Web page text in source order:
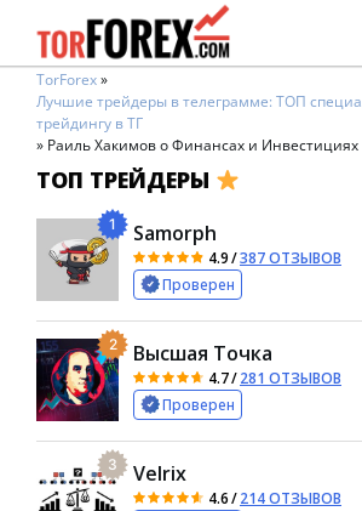
TorForex»
Лучшие трейдеры в телеграмме: ТОП
трейдингу в ТГ
» Раиль Хакимов о Финансах и Инвестициях
ТОП ТРЕЙДЕРЫ
1 Samorph
4.9/387 ОТЗЫВОВ
Проверен
2 Высшая Точка
4.7/281 ОТЗЫВОВ
Проверен
3 Velrix
4.6/214 ОТЗЫВОВ